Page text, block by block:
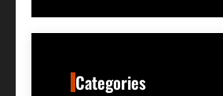
Categories